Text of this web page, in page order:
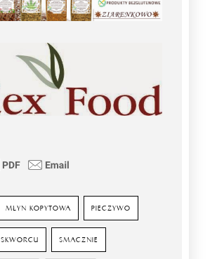
MŁYN KOPYTOWA PIECZYWO
SKWORCU SMACZNIE